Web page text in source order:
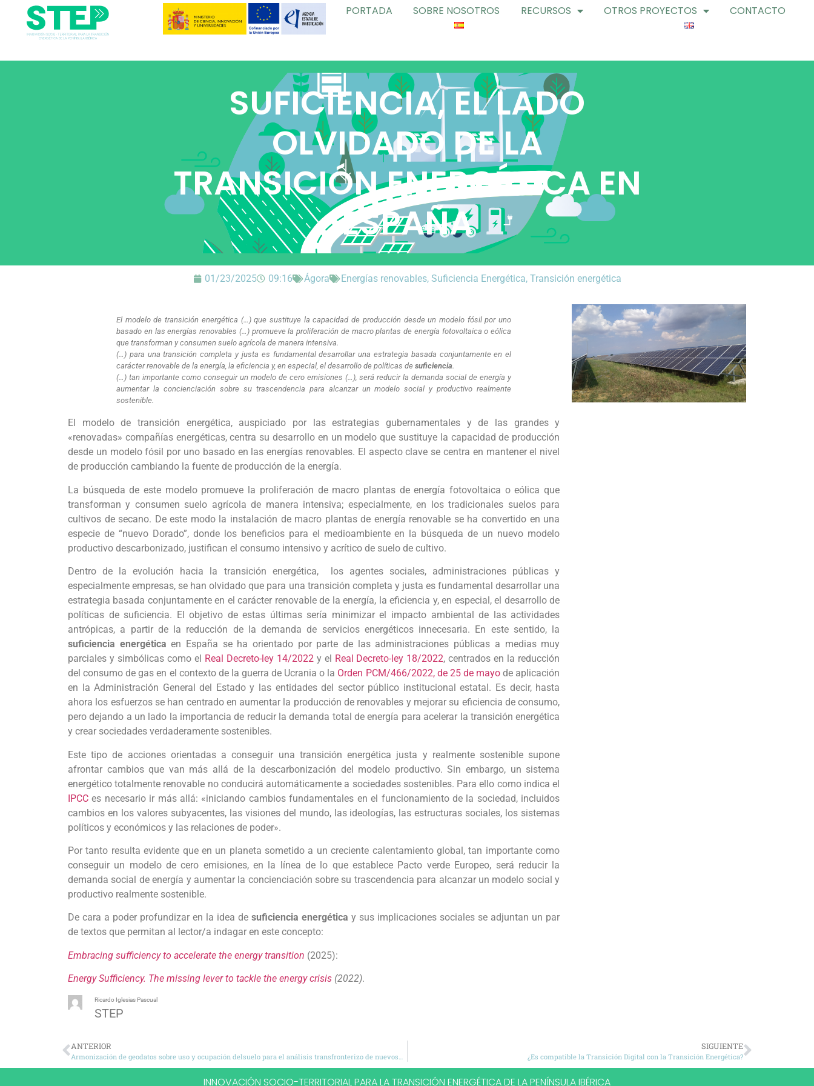
PORTADA SOBRE NOSOTROS RECURSOS OTROS PROYECTOS CONTACTO
SUFICIENCIA, EL LADO
OLVIDADO DE LA
TRANSICIÓN ENERGÉTICA EN
ESPAÑA
01/23/2025 09:16 Ágora Energías renovables, Suficiencia Energética, Transición energética
El modelo de transición energética (…) que sustituye la capacidad de producción desde un modelo fósil por uno
basado en las energías renovables (…) promueve la proliferación de macro plantas de energía fotovoltaica o eólica
que transforman y consumen suelo agrícola de manera intensiva.
(…) para una transición completa y justa es fundamental desarrollar una estrategia basada conjuntamente en el
carácter renovable de la energía, la eficiencia y, en especial, el desarrollo de políticas de suficiencia.
(…) tan importante como conseguir un modelo de cero emisiones (…), será reducir la demanda social de energía y
aumentar la concienciación sobre su trascendencia para alcanzar un modelo social y productivo realmente
sostenible.
El modelo de transición energética, auspiciado por las estrategias gubernamentales y de las grandes y
«renovadas» compañías energéticas, centra su desarrollo en un modelo que sustituye la capacidad de producción
desde un modelo fósil por uno basado en las energías renovables. El aspecto clave se centra en mantener el nivel
de producción cambiando la fuente de producción de la energía.
La búsqueda de este modelo promueve la proliferación de macro plantas de energía fotovoltaica o eólica que
transforman y consumen suelo agrícola de manera intensiva; especialmente, en los tradicionales suelos para
cultivos de secano. De este modo la instalación de macro plantas de energía renovable se ha convertido en una
especie de “nuevo Dorado”, donde los beneficios para el medioambiente en la búsqueda de un nuevo modelo
productivo descarbonizado, justifican el consumo intensivo y acrítico de suelo de cultivo.
Dentro de la evolución hacia la transición energética, los agentes sociales, administraciones públicas y
especialmente empresas, se han olvidado que para una transición completa y justa es fundamental desarrollar una
estrategia basada conjuntamente en el carácter renovable de la energía, la eficiencia y, en especial, el desarrollo de
políticas de suficiencia. El objetivo de estas últimas sería minimizar el impacto ambiental de las actividades
antrópicas, a partir de la reducción de la demanda de servicios energéticos innecesaria. En este sentido, la
suficiencia energética en España se ha orientado por parte de las administraciones públicas a medias muy
parciales y simbólicas como el Real Decreto-ley 14/2022y el Real Decreto-ley 18/2022, centrados en la reducción
del consumo de gas en el contexto de la guerra de Ucrania o la Orden PCM/466/2022, de 25 de mayo de aplicación
en la Administración General del Estado y las entidades del sector público institucional estatal. Es decir, hasta
ahora los esfuerzos se han centrado en aumentar la producción de renovables y mejorar su eficiencia de consumo,
pero dejando a un lado la importancia de reducir la demanda total de energía para acelerar la transición energética
y crear sociedades verdaderamente sostenibles.
Este tipo de acciones orientadas a conseguir una transición energética justa y realmente sostenible supone
afrontar cambios que van más allá de la descarbonización del modelo productivo. Sin embargo, un sistema
energético totalmente renovable no conducirá automáticamente a sociedades sostenibles. Para ello como indica el
IPCC es necesario ir más allá: «iniciando cambios fundamentales en el funcionamiento de la sociedad, incluidos
cambios en los valores subyacentes, las visiones del mundo, las ideologías, las estructuras sociales, los sistemas
políticos y económicos y las relaciones de poder».
Por tanto resulta evidente que en un planeta sometido a un creciente calentamiento global, tan importante como
conseguir un modelo de cero emisiones, en la línea de lo que establece Pacto verde Europeo, será reducir la
demanda social de energía y aumentar la concienciación sobre su trascendencia para alcanzar un modelo social y
productivo realmente sostenible.
De cara a poder profundizar en la idea desuficiencia energética y sus implicaciones sociales se adjuntan un par
de textos que permitan al lector/a indagar en este concepto:
Embracing sufficiency to accelerate the energy transition (2025):
Energy Sufficiency. The missing lever to tackle the energy crisis (2022).
Ricardo Iglesias Pascual
STEP
ANTERIOR SIGUIENTE
¿Es compatible la Transición Digital con la Transición Energética?
INNOVACIÓN SOCIO-TERRITORIAL PARA LA TRANSICIÓN ENERGÉTICA DE LA PENÍNSULA IBÉRICA